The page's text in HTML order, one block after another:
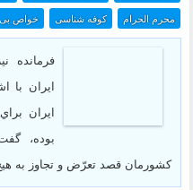
خواص کوفه شناسی محرم الحرام
فرمانده
ايران با
ايران
بوده،
کشورمان قصد تعرّض و تجاوز به